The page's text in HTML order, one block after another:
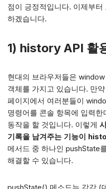
점이 긍정적입니다. 이제부
하겠습니다.
1) history API 활
현대의 브라우저들은
객체를 가지고 있습니다. 만
페이지에서 여러분들이
명령어를 콘솔 항목에 입력
동작을 할 것입니다. 이렇게
기록을 남겨주는 기능이
메서드 중 하나인 pushState
해결할 수 있습니다.